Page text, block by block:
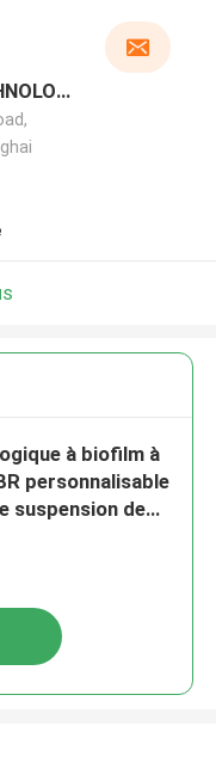
à biofilm à
personnalisable
suspension de